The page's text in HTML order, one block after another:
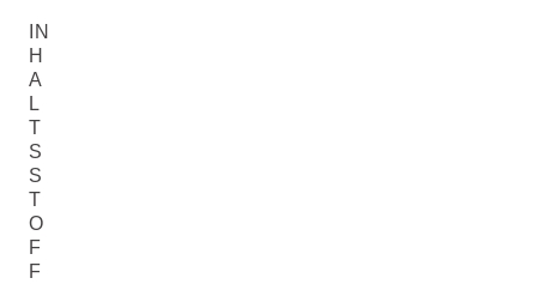
IN
H
A
L
T
S
S
T
O
F
F